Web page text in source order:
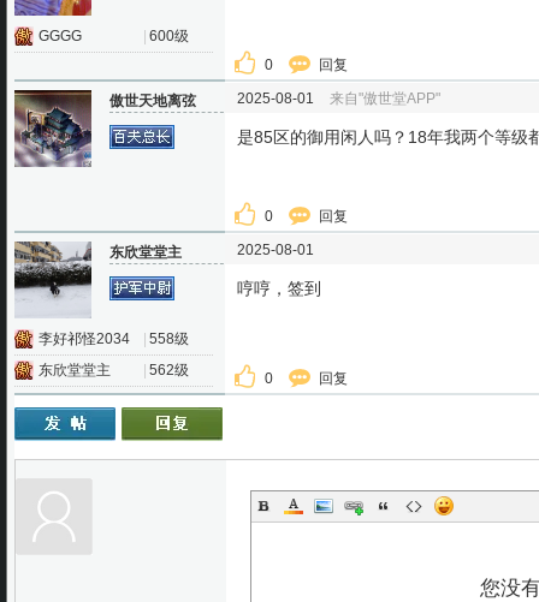
GGGG 600级
0 回复
傲世天地离弦 2025-08-01 来自"傲世堂APP"
是85区的御用闲人吗？18年我两个等级
0 回复
东欣堂堂主
李好祁怪2034
558级
东欣堂堂主
562级
2025-08-01
哼哼，签到
0 回复